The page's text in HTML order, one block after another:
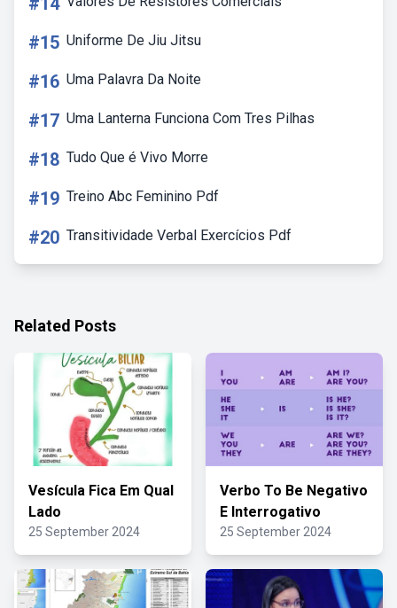
#15 Uniforme De Jiu Jitsu
#16 Uma Palavra Da Noite
#17 Uma Lanterna Funciona Com Tres Pilhas
#18 Tudo Que é Vivo Morre
#19 Treino Abc Feminino Pdf
#20 Transitividade Verbal Exercícios Pdf
Related Posts
Vesícula Fica Em Qual
Lado
25 September 2024
Verbo To Be Negativo
E Interrogativo
25 September 2024